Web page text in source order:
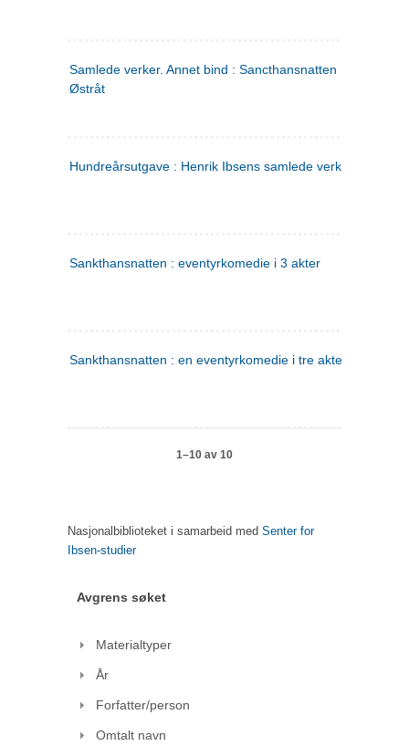
Samlede verker. Annet bind : Sancthansnatten ; Fru Inger
Østråt
Hundreårsutgave : Henrik Ibsens samlede verker. 2
Sankthansnatten : eventyrkomedie i 3 akter
Sankthansnatten : en eventyrkomedie i tre akter
1–10 av 10
Nasjonalbiblioteket i samarbeid med Senter for
Ibsen-studier
Avgrens søket
Materialtyper
År
Forfatter/person
Omtalt navn